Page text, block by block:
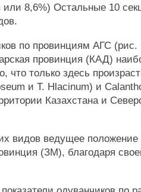
8,6%) Остальные 10
по провинциям АГС
провинция (КАД)
что только здесь
и Т. Hlacinum) и
Казахстана и
видов ведущее положение
(ЗМ), благодаря